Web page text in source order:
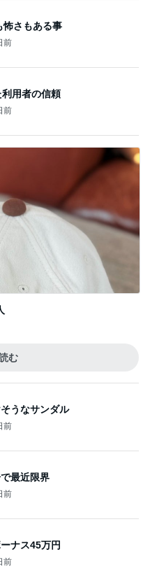
む
うなサンダル
前
ナス45万円
前
いしたアイス
前